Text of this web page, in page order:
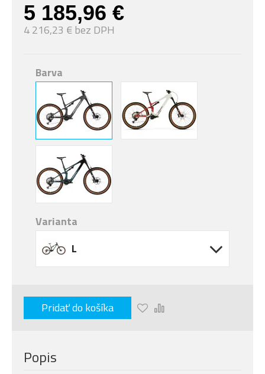
5 185,96 €
4 216,23 € bez DPH
Barva
Varianta
L
Pridať do košíka
Popis